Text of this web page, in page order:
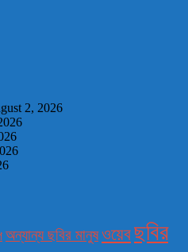
2, 2026
অন্যান্য ছবির মানুষওয়েবছবির